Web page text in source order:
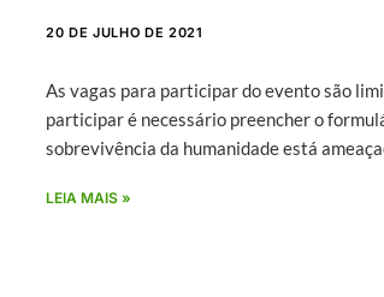
20 DE JULHO DE 2021
As vagas para participar do evento são
participar é necessário preencher o
sobrevivência da humanidade está
LEIA MAIS »